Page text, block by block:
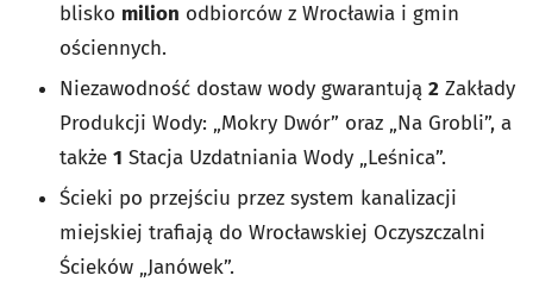
blisko milion odbiorców z Wrocławia i gmin
ościennych.
Niezawodność dostaw wody gwarantują 2 Zakłady
Produkcji Wody: „Mokry Dwór” oraz „Na Grobli”, a
także 1 Stacja Uzdatniania Wody „Leśnica”.
Ścieki po przejściu przez system kanalizacji
miejskiej trafiają do Wrocławskiej Oczyszczalni
Ścieków „Janówek”.